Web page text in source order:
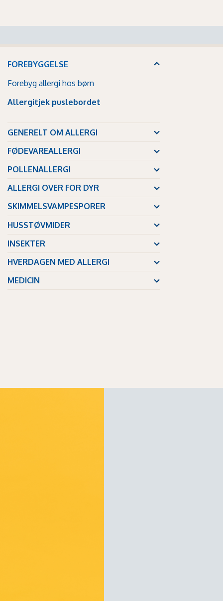
FOREBYGGELSE
Forebyg allergi hos børn
Allergitjek puslebordet
GENERELT OM ALLERGI
FØDEVAREALLERGI
POLLENALLERGI
ALLERGI OVER FOR DYR
SKIMMELSVAMPESPORER
HUSSTØVMIDER
INSEKTER
HVERDAGEN MED ALLERGI
MEDICIN